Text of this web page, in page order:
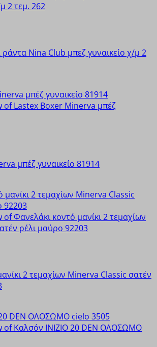
πολλαπλές παραλλαγές. Οι
Nina Club μπεζ γυναικείο χ/μ 2
πολλαπλές παραλλαγές. Οι
μπέζ γυναικείο 81914
πολλαπλές παραλλαγές. Οι
2 τεμαχίων Minerva Classic σατέν